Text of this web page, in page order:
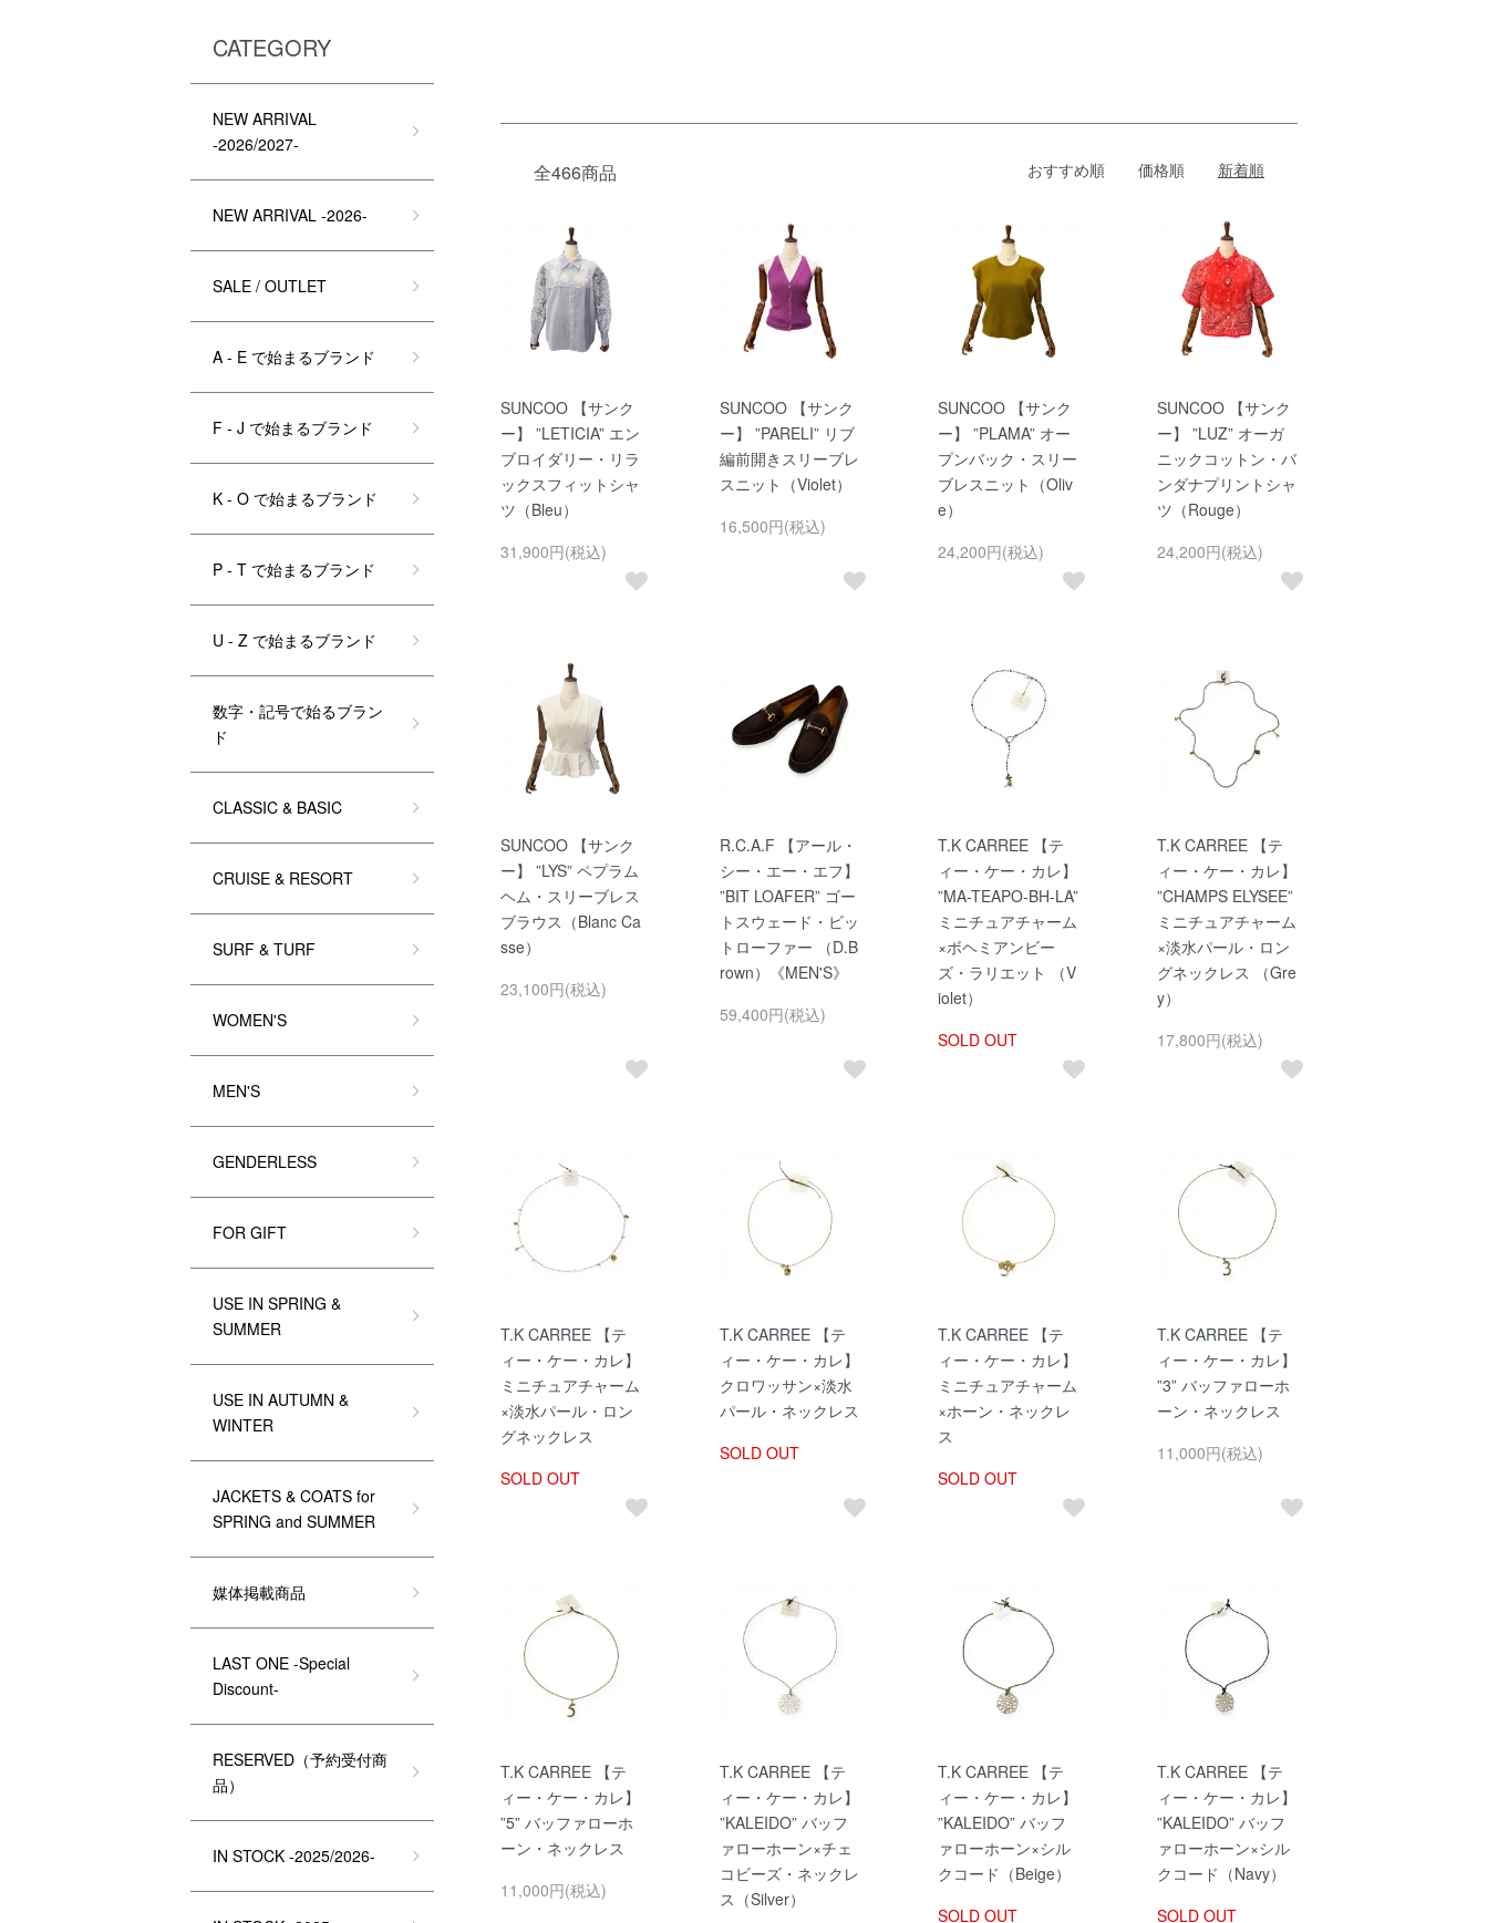
全466商品 おすすめ順 価格順 新着順
SUNCOO 【サンク
ー】 ”LETICIA” エン
ブロイダリー・リラ
ックスフィットシャ
ツ（Bleu）
31,900円(税込)
SUNCOO 【サンク
ー】 ”PARELI” リブ
編前開きスリーブレ
スニット（Violet）
16,500円(税込)
SUNCOO 【サンク
ー】 ”PLAMA” オー
プンバック・スリー
ブレスニット（Oliv
e）
24,200円(税込)
SUNCOO 【サンク
ー】 ”LUZ” オーガ
ニックコットン・バ
ンダナプリントシャ
ツ（Rouge）
24,200円(税込)
SUNCOO 【サンク
ー】 ”LYS” ペプラム
ヘム・スリーブレス
ブラウス（Blanc Ca
sse）
23,100円(税込)
R.C.A.F 【アール・
シー・エー・エフ】
”BIT LOAFER” ゴー
トスウェード・ビッ
トローファー （D.B
rown）《MEN'S》
59,400円(税込)
T.K CARREE 【テ
ィー・ケー・カレ】
”MA-TEAPO-BH-LA”
ミニチュアチャーム
×ボヘミアンビー
ズ・ラリエット （V
iolet）
SOLD OUT
T.K CARREE 【テ
ィー・ケー・カレ】
”CHAMPS ELYSEE”
ミニチュアチャーム
×淡水パール・ロン
グネックレス （Gre
y）
17,800円(税込)
T.K CARREE 【テ
ィー・ケー・カレ】
ミニチュアチャーム
×淡水パール・ロン
グネックレス
SOLD OUT
T.K CARREE 【テ
ィー・ケー・カレ】
クロワッサン×淡水
パール・ネックレス
SOLD OUT
T.K CARREE 【テ
ィー・ケー・カレ】
ミニチュアチャーム
×ホーン・ネックレ
ス
SOLD OUT
T.K CARREE 【テ
ィー・ケー・カレ】
”3” バッファローホ
ーン・ネックレス
11,000円(税込)
T.K CARREE 【テ
ィー・ケー・カレ】
”5” バッファローホ
ーン・ネックレス
11,000円(税込)
T.K CARREE 【テ
ィー・ケー・カレ】
”KALEIDO” バッフ
ァローホーン×チェ
コビーズ・ネックレ
ス（Silver）
T.K CARREE 【テ
ィー・ケー・カレ】
”KALEIDO” バッフ
ァローホーン×シル
クコード（Beige）
SOLD OUT
T.K CARREE 【テ
ィー・ケー・カレ】
”KALEIDO” バッフ
ァローホーン×シル
クコード（Navy）
SOLD OUT
CATEGORY
NEW ARRIVAL
-2026/2027-
NEW ARRIVAL -2026-
SALE / OUTLET
A - E で始まるブランド
F - J で始まるブランド
K - O で始まるブランド
P - T で始まるブランド
U - Z で始まるブランド
数字・記号で始るブラン
ド
CLASSIC & BASIC
CRUISE & RESORT
SURF & TURF
WOMEN'S
MEN'S
GENDERLESS
FOR GIFT
USE IN SPRING &
SUMMER
USE IN AUTUMN &
WINTER
JACKETS & COATS for
SPRING and SUMMER
媒体掲載商品
LAST ONE -Special
Discount-
RESERVED（予約受付商
品）
IN STOCK -2025/2026-